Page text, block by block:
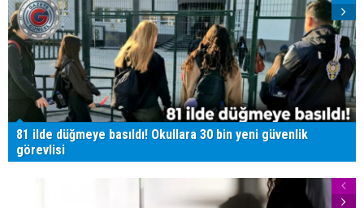
81 ilde düğmeye basıldı! Okullara 30 bin yeni güvenlik
görevlisi